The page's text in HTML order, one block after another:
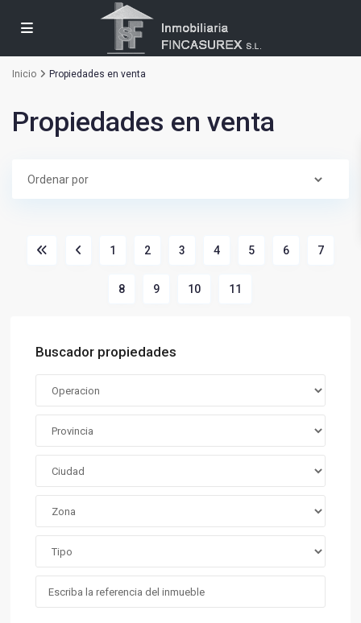
Inicio Propiedades en venta
Propiedades en venta
1 2 3 4 5 6 7
8 9 10 11
Buscador propiedades